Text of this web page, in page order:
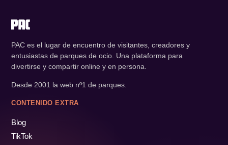
PAC es el lugar de encuentro de visitantes, creadores y
entusiastas de parques de ocio. Una plataforma para
divertirse y compartir online y en persona.
Desde 2001 la web nº1 de parques.
CONTENIDO EXTRA
Blog
TikTok